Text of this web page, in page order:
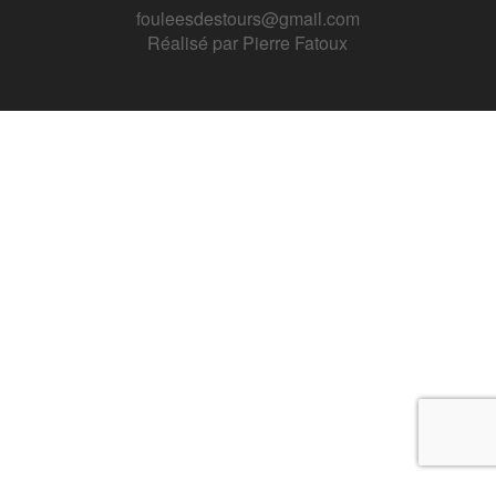
fouleesdestours@gmail.com
Réalisé par Pierre Fatoux